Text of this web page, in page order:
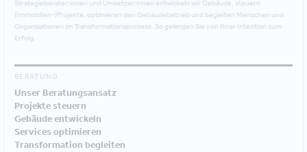
Strategieberater:innen und Umsetzer:innen entwickeln wir Gebäude, steuern
(Immobilien-)Projekte, optimieren den Gebäudebetrieb und begleiten Menschen und
Organisationen im Transformationsprozess. So gelangen Sie von Ihrer Intention zum
Erfolg.
BERATUNG
Unser Beratungsansatz
Projekte steuern
Gebäude entwickeln
Services optimieren
Transformation begleiten